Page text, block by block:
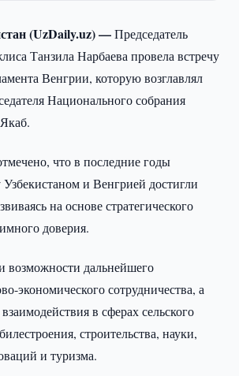
(UzDaily.uz) —Председатель
Танзила Нарбаева провела встречу
Венгрии, которую возглавлял
Национального собрания
что в последние годы
и Венгрией достигли
на основе стратегического
доверия.
возможности дальнейшего
экономического сотрудничества, а
в сферах сельского
строительства, науки,
и туризма.